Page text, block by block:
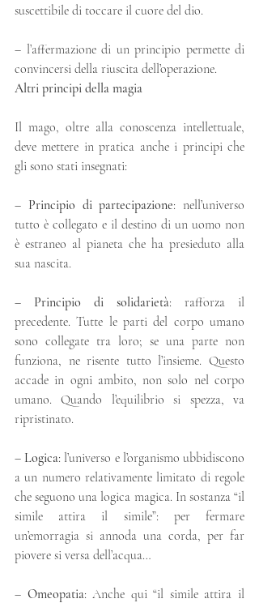
suscettibile di toccare il cuore del dio.
– l’affermazione di un principio permette di
convincersi della riuscita dell’operazione.
Altri principi della magia
Il mago, oltre alla conoscenza intellettuale,
deve mettere in pratica anche i principi che
gli sono stati insegnati:
– Principio di partecipazione: nell’universo
tutto è collegato e il destino di un uomo non
è estraneo al pianeta che ha presieduto alla
sua nascita.
– Principio di solidarietà: rafforza il
precedente. Tutte le parti del corpo umano
sono collegate tra loro; se una parte non
funziona, ne risente tutto l’insieme. Questo
accade in ogni ambito, non solo nel corpo
umano. Quando l’equilibrio si spezza, va
ripristinato.
– Logica: l’universo e l’organismo ubbidiscono
a un numero relativamente limitato di regole
che seguono una logica magica. In sostanza “il
simile attira il simile”: per fermare
un’emorragia si annoda una corda, per far
piovere si versa dell’acqua…
– Omeopatia: Anche qui “il simile attira il